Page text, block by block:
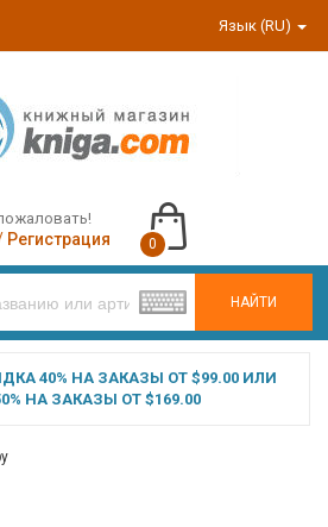
Язык (RU)
НАЙТИ
Регистрация 0
40% НА ЗАКАЗЫ ОТ $99.00 ИЛИ
НА ЗАКАЗЫ ОТ $169.00